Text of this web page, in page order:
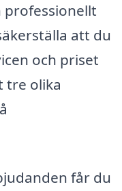
att du
och priset
tre olika
får du